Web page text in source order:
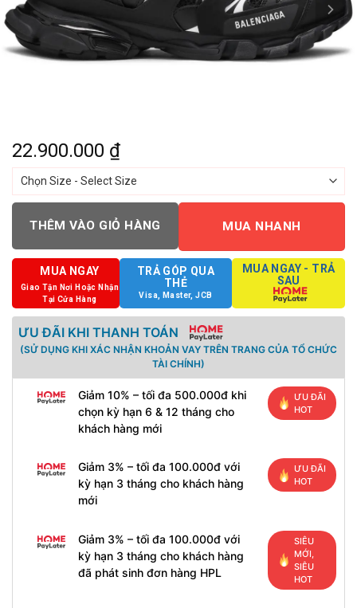
22.900.000 ₫
THÊM VÀO GIỎ HÀNG MUA NHANH
MUA NGAY
Giao Tận Nơi Hoặc Nhận
Tại Cửa Hàng
TRẢ GÓP QUA
THẺ
Visa, Master, JCB
MUA NGAY - TRẢ
SAU
ƯU ĐÃI KHI THANH TOÁN
(SỬ DỤNG KHI XÁC NHẬN KHOẢN VAY TRÊN TRANG CỦA TỔ CHỨC
TÀI CHÍNH)
Giảm 10% – tối đa 500.000đ khi
chọn kỳ hạn 6 & 12 tháng cho
khách hàng mới
ƯU ĐÃI
HOT
Giảm 3% – tối đa 100.000đ với
kỳ hạn 3 tháng cho khách hàng
mới
ƯU ĐÃI
HOT
Giảm 3% – tối đa 100.000đ với
kỳ hạn 3 tháng cho khách hàng
đã phát sinh đơn hàng HPL
SIÊU
MỚI,
SIÊU
HOT